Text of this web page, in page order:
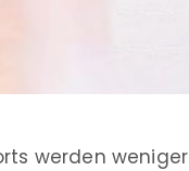
werden weniger